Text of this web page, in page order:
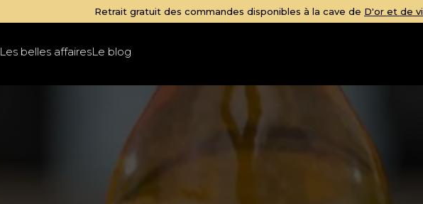
Les belles affairesLe blog